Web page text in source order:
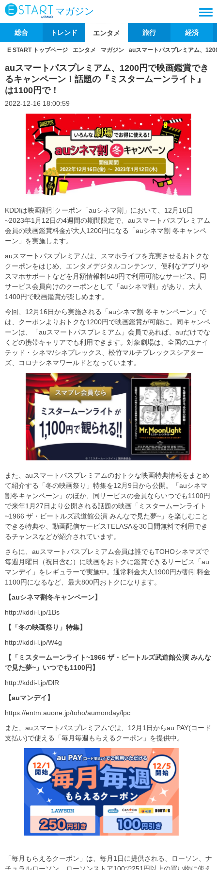
マガジン
総合 トレンド エンタメ 旅行 経済
E START トップページ エンタメ マガジン auスマートパスプレミアム、
auスマートパスプレミアム、1200円で映画鑑賞でき
るキャンペーン！話題の『ミスタームーンライト』
は1100円で！
2022-12-16 18:00:59
KDDIは映画割引クーポン「auシネマ割」において、12月16日
~2023年1月12日の4週間の期間限定で、auスマートパスプレミアム
会員の映画鑑賞料金が大人1200円になる「auシネマ割 冬キャンペ
ーン」を実施します。
auスマートパスプレミアムは、スマホライフを充実させるおトクな
クーポンをはじめ、エンタメデジタルコンテンツ、便利なアプリや
スマホサポートなどを月額情報料548円で利用可能なサービス。同
サービス会員向けのクーポンとして「auシネマ割」があり、大人
1400円で映画鑑賞が楽しめます。
今回、12月16日から実施される「auシネマ割 冬キャンペーン」で
は、クーポンよりおトクな1200円で映画鑑賞が可能に。同キャンペ
ーンは、「auスマートパスプレミアム」会員であれば、auだけでな
くどの携帯キャリアでも利用できます。対象劇場は、全国のユナイ
テッド・シネマ/シネプレックス、松竹マルチプレックスシアター
ズ、コロナシネマワールドとなっています。
また、auスマートパスプレミアムのおトクな映画特典情報をまとめ
て紹介する「冬の映画祭り」特集を12月9日から公開。「auシネマ
割冬キャンペーン」のほか、同サービスの会員ならいつでも1100円
で来年1月27日より公開される話題の映画「ミスタームーンライト
~1966 ザ・ビートルズ武道館公演 みんなで見た夢~」を楽しむこと
できる特典や、動画配信サービスTELASAを30日間無料で利用でき
るチャンスなどが紹介されています。
さらに、auスマートパスプレミアム会員は誰でもTOHOシネマズで
毎週月曜日（祝日含む）に映画をおトクに鑑賞できるサービス「au
マンデイ」をレギュラーで実施中。通常料金大人1900円が割引料金
1100円になるなど、最大800円おトクになります。
【auシネマ割冬キャンペーン】
http://kddi-l.jp/1Bs
【「冬の映画祭り」特集】
http://kddi-l.jp/W4g
【「ミスタームーンライト~1966 ザ・ビートルズ武道館公演 みんな
で見た夢~」いつでも1100円】
http://kddi-l.jp/DlR
【auマンデイ】
https://entm.auone.jp/toho/aumonday/lpc
また、auスマートパスプレミアムでは、12月1日からau PAY(コード
支払い)で使える「毎月毎週もらえるクーポン」を提供中。
「毎月もらえるクーポン」は、毎月1日に提供される、ローソン、ナ